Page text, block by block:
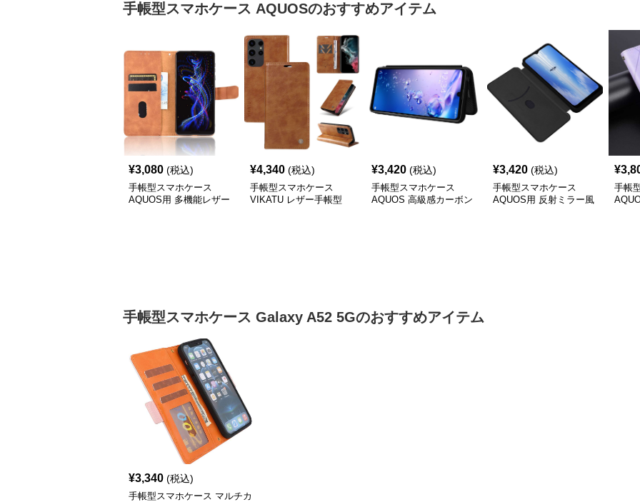
手帳型スマホケース AQUOSのおすすめアイテム
¥3,080 (税込)
手帳型スマホケース
AQUOS用 多機能レザー
¥4,340 (税込)
手帳型スマホケース
VIKATU レザー手帳型
¥3,420 (税込)
手帳型スマホケース
AQUOS 高級感カーボン
¥3,420 (税込)
手帳型スマホケース
AQUOS用 反射ミラー風
¥
手帳
手帳型スマホケース Galaxy A52 5Gのおすすめアイテム
¥3,340 (税込)
手帳型スマホケース マルチカ